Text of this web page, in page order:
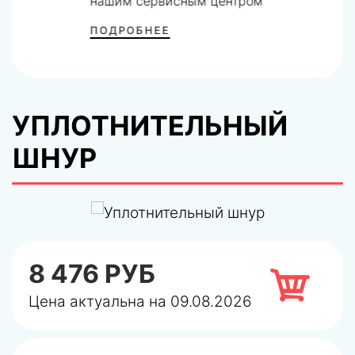
ПОДРОБНЕЕ
УПЛОТНИТЕЛЬНЫЙ
ШНУР
8 476 РУБ
Цена актуальна на 09.08.2026